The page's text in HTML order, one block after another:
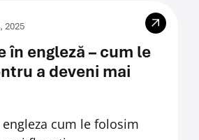
2025
în engleză – cum le
a deveni mai